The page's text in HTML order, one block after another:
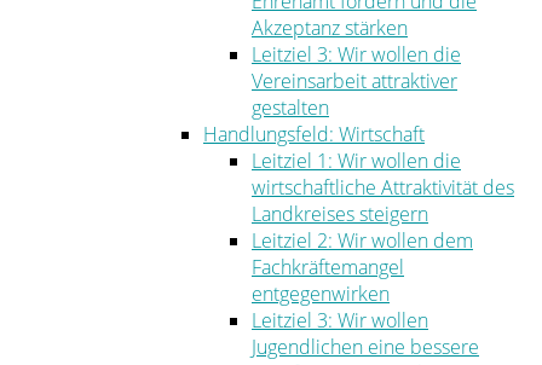
Akzeptanz stärken
Leitziel 3: Wir wollen die
Vereinsarbeit attraktiver
gestalten
Handlungsfeld: Wirtschaft
Leitziel 1: Wir wollen die
wirtschaftliche Attraktivität des
Landkreises steigern
Leitziel 2: Wir wollen dem
Fachkräftemangel
entgegenwirken
Leitziel 3: Wir wollen
Jugendlichen eine bessere